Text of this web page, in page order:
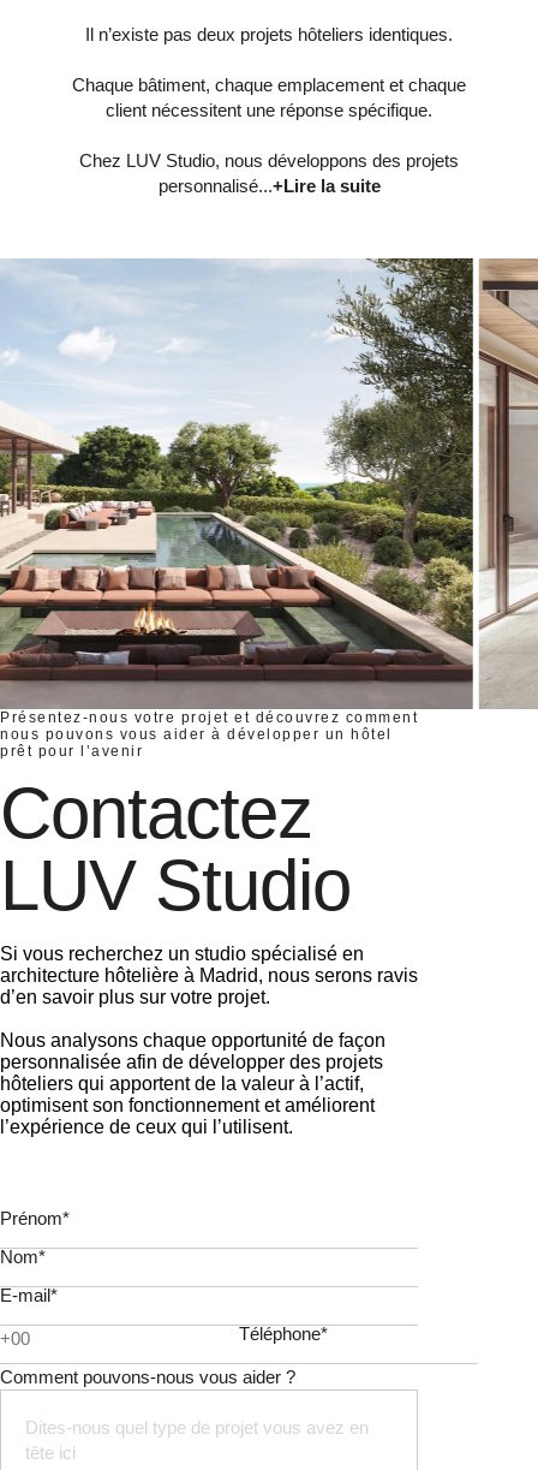
Il n’existe pas deux projets hôteliers identiques.
Chaque bâtiment, chaque emplacement et chaque
client nécessitent une réponse spécifique.
Chez LUV Studio, nous développons des projets
personnalisé...+Lire la suite
Présentez-nous votre projet et découvrez comment
nous pouvons vous aider à développer un hôtel
prêt pour l’avenir
Contactez
LUV Studio
Si vous recherchez un studio spécialisé en
architecture hôtelière à Madrid, nous serons ravis
d’en savoir plus sur votre projet.
Nous analysons chaque opportunité de façon
personnalisée afin de développer des projets
hôteliers qui apportent de la valeur à l’actif,
optimisent son fonctionnement et améliorent
l’expérience de ceux qui l’utilisent.
Prénom*
Nom*
E-mail*
Téléphone*
Comment pouvons-nous vous aider ?